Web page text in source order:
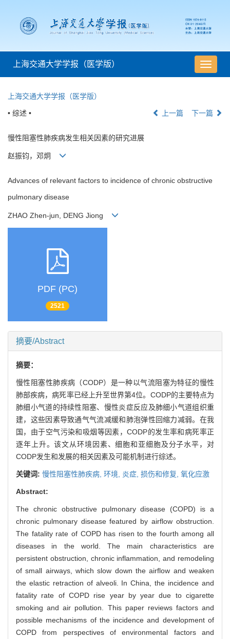
导
航
上海交通大学学报（医学版）
上海交通大学学报（医学版）
• 综述 • 上一篇 下一篇
慢性阻塞性肺疾病发生相关因素的研究进展
赵振钧，邓炯
Advances of relevant factors to incidence of chronic obstructive
pulmonary disease
ZHAO Zhen-jun, DENG Jiong
PDF (PC)
2521
摘要/Abstract
摘要：
慢性阻塞性肺疾病（CODP）是一种以气流阻塞为特征的慢性
肺部疾病，病死率已经上升至世界第4位。CODP的主要特点为
肺细小气道的持续性阻塞、慢性炎症反应及肺细小气道组织重
建，这些因素导致通气气流减缓和肺泡弹性回缩力减弱。在我
国，由于空气污染和吸烟等因素，CODP的发生率和病死率正
逐年上升。该文从环境因素、细胞和亚细胞及分子水平，对
CODP发生和发展的相关因素及可能机制进行综述。
关键词: 慢性阻塞性肺疾病, 环境, 炎症, 损伤和修复, 氧化应激
Abstract:
The chronic obstructive pulmonary disease (COPD) is a
chronic pulmonary disease featured by airflow obstruction.
The fatality rate of COPD has risen to the fourth among all
diseases in the world. The main characteristics are
persistent obstruction, chronic inflammation, and remodeling
of small airways, which slow down the airflow and weaken
the elastic retraction of alveoli. In China, the incidence and
fatality rate of COPD rise year by year due to cigarette
smoking and air pollution. This paper reviews factors and
possible mechanisms of the incidence and development of
COPD from perspectives of environmental factors and